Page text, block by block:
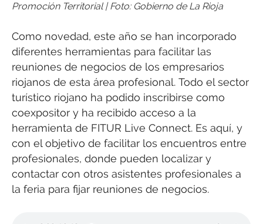
Promoción Territorial | Foto: Gobierno de La Rioja
Como novedad, este año se han incorporado
diferentes herramientas para facilitar las
reuniones de negocios de los empresarios
riojanos de esta área profesional. Todo el sector
turístico riojano ha podido inscribirse como
coexpositor y ha recibido acceso a la
herramienta de FITUR Live Connect. Es aquí, y
con el objetivo de facilitar los encuentros entre
profesionales, donde pueden localizar y
contactar con otros asistentes profesionales a
la feria para fijar reuniones de negocios.